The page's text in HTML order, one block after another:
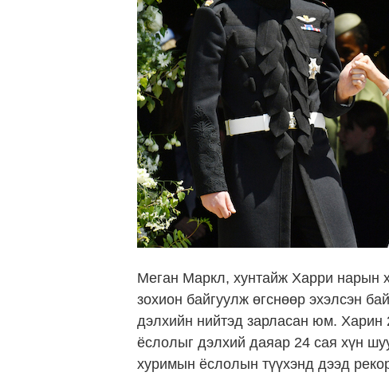
Меган Маркл, хунтайж Харри нарын
зохион байгуулж өгснөөр эхэлсэн
дэлхийн нийтэд зарласан юм. Харин
ёслолыг дэлхий даяар 24 сая хүн
хуримын ёслолын түүхэнд дээд